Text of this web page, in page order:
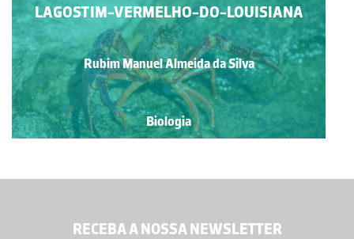
LAGOSTIM-VERMELHO-DO-LOUISIANA
Rubim Manuel Almeida da Silva
Biologia
RECEBA A NOSSA NEWSLETTER